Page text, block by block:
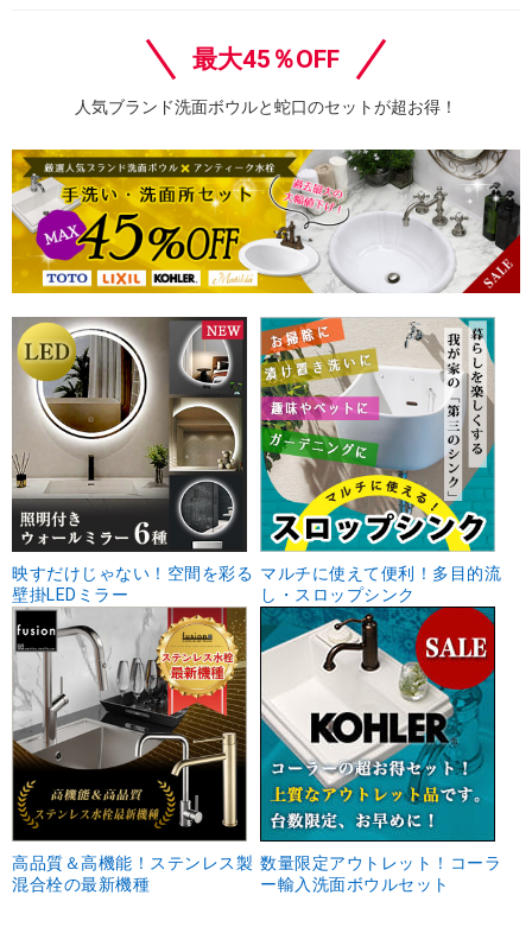
最大45％OFF
人気ブランド洗面ボウルと蛇口のセットが超お得！
映すだけじゃない！空間を彩る
壁掛LEDミラー
マルチに使えて便利！多目的流
し・スロップシンク
高品質＆高機能！ステンレス製
混合栓の最新機種
数量限定アウトレット！コーラ
ー輸入洗面ボウルセット